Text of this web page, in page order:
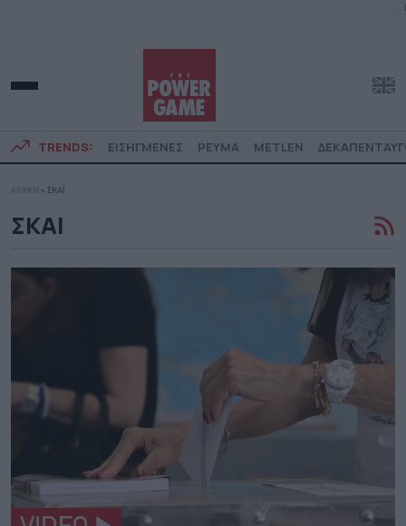
TRENDS: ΕΙΣΗΓΜΕΝΕΣ ΡΕΥΜΑ METLEN
ΑΡΧΙΚΗ » ΣΚΑΪ
ΣΚΑΙ